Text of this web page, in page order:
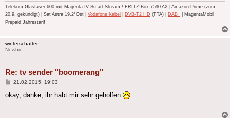
Telekom Glasfaser 600 mit MagentaTV Smart Stream / FRITZ!Box 7590 AX | Amazon Prime (zum
20.9. gekündigt) | Sat Astra 19,2°Ost | Vodafone Kabel DVB-T2 HD (FTA) | DAB+ | MagentaMobil
Prepaid Jahrestarif
winterschatten
Newbie
Re: tv sender "boomerang"
Beitrag
21.02.2015, 19:03
okay, danke, ihr habt mir sehr geholfen